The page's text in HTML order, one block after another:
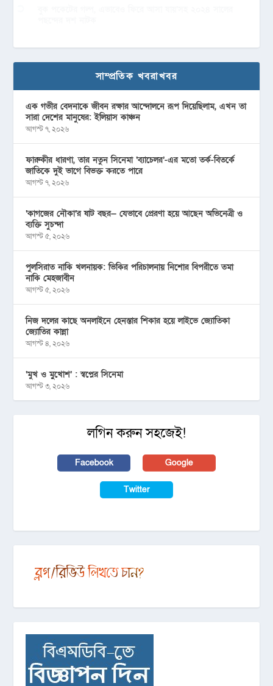
সাম্প্রতিক খবরাখবর
এক গভীর বেদনাকে জীবন রক্ষার আন্দোলনে রূপ দিয়েছিলাম, এখন তা
সারা দেশের মানুষের: ইলিয়াস কাঞ্চন
আগস্ট ৭, ২০২৬
ফারুকীর ধারণা, তার নতুন সিনেমা ‘ব্যাচেলর’-এর মতো তর্ক-বিতর্কে
জাতিকে দুই ভাগে বিভক্ত করতে পারে
আগস্ট ৭, ২০২৬
‘কাগজের নৌকা’র ষাট বছর— যেভাবে প্রেরণা হয়ে আছেন অভিনেত্রী ও
ব্যক্তি সুচন্দা
আগস্ট ৫, ২০২৬
পুলসিরাত নাকি খলনায়ক: ভিকির পরিচালনায় নিশোর বিপরীতে তমা
নাকি মেহজাবীন
আগস্ট ৫, ২০২৬
নিজ দলের কাছে অনলাইনে হেনস্তার শিকার হয়ে লাইভে জ্যোতিকা
জ্যোতির কান্না
আগস্ট ৪, ২০২৬
‘মুখ ও মু্খোশ’ : স্বপ্নের সিনেমা
আগস্ট ৩, ২০২৬
লগিন করুন সহজেই!
Facebook Google
Twitter